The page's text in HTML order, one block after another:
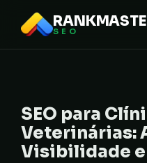
SEO
SEO para
Veterinárias:
Visibilidade